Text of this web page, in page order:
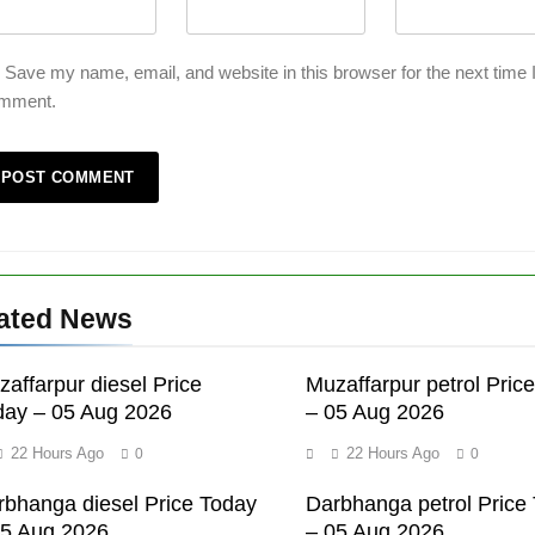
Save my name, email, and website in this browser for the next time I
News
diesel Price
– 05 Aug 2026
22 Hours Ago 0
Muzaffarpur petrol
– 05 Aug 2026
22 Hours Ago 0
diesel Price Today
Darbhanga petrol Price